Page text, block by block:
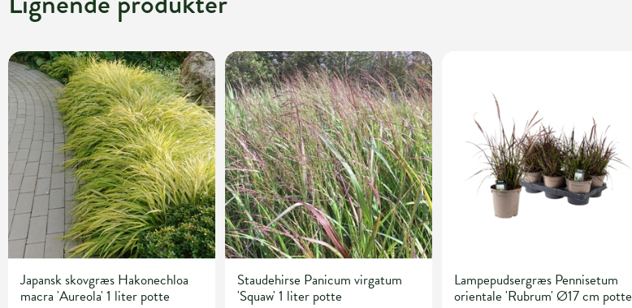
Japansk skovgræs Hakonechloa
macra 'Aureola' 1 liter potte
Staudehirse Panicum virgatum
'Squaw' 1 liter potte
Lampepudsergræs Pennisetum
orientale 'Rubrum' Ø17 cm potte